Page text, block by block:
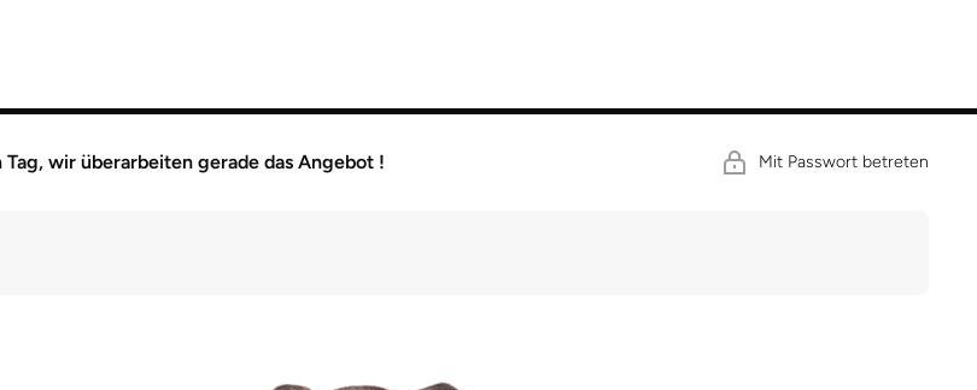
Tag, wir überarbeiten gerade das Angebot !
Mit Passwort betreten